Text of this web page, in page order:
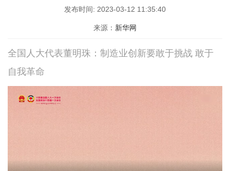
发布时间: 2023-03-12 11:35:40
来源： 新华网
全国人大代表董明珠：制造业创新要敢于挑战 敢于
自我革命